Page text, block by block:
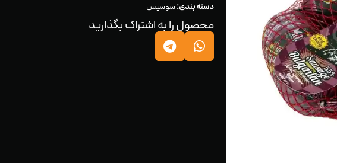
دسته بندی:سوسیس
محصول را به اشتراک بگذارید